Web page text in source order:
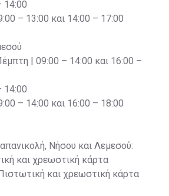
14:00
– 13:00 και 14:00 – 17:00
| 09:00 – 14:00 και 16:00 –
14:00
– 14:00 και 16:00 – 18:00
Νήσου και Λεμεσού:
και χρεωστική κάρτα
και χρεωστική κάρτα